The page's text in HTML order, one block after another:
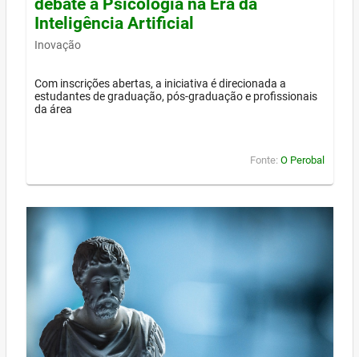
debate a Psicologia na Era da
Inteligência Artificial
Inovação
Com inscrições abertas, a iniciativa é direcionada a
estudantes de graduação, pós-graduação e profissionais
da área
Fonte: O Perobal